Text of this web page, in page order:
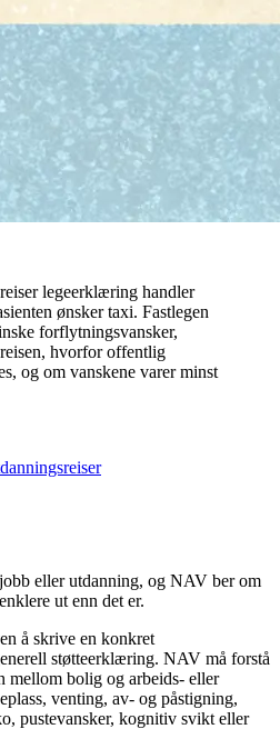
legeerklæring handler
ønsker taxi. Fastlegen
forflytningsvansker,
hvorfor offentlig
og om vanskene varer minst
eller utdanning, og NAV ber om
ut enn det er.
å skrive en konkret
støtteerklæring. NAV må forstå
mellom bolig og arbeids- eller
venting, av- og påstigning,
pustevansker, kognitiv svikt eller